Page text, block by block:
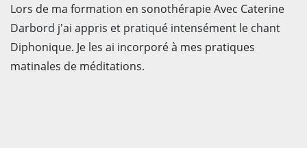
Lors de ma formation en sonothérapie Avec Caterine
Darbord j'ai appris et pratiqué intensément le chant
Diphonique. Je les ai incorporé à mes pratiques
matinales de méditations.